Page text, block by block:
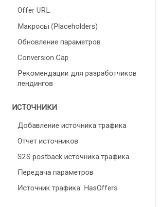
Offer URL
Макросы (Placeholders)
Обновление параметров
Conversion Cap
Рекомендации для разработчиков
лендингов
ИСТОЧНИКИ
Добавление источника трафика
Отчет источников
S2S postback источника трафика
Передача параметров
Источник трафика: HasOffers